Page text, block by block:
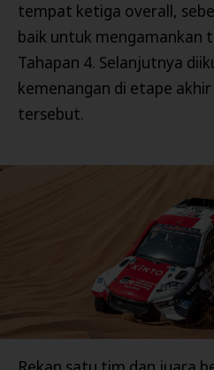
tempat ketiga overall,
baik untuk mengamankan
Tahapan 4. Selanjutnya
kemenangan di etape
tersebut.